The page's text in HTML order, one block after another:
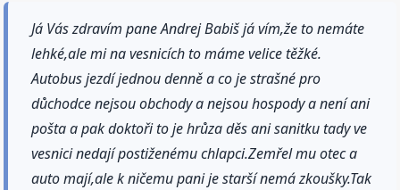
Já Vás zdravím pane Andrej Babiš já vím,že to nemáte
lehké,ale mi na vesnicích to máme velice těžké.
Autobus jezdí jednou denně a co je strašné pro
důchodce nejsou obchody a nejsou hospody a není ani
pošta a pak doktoři to je hrůza děs ani sanitku tady ve
vesnici nedají postiženému chlapci.Zemřel mu otec a
auto mají,ale k ničemu pani je starší nemá zkoušky.Tak